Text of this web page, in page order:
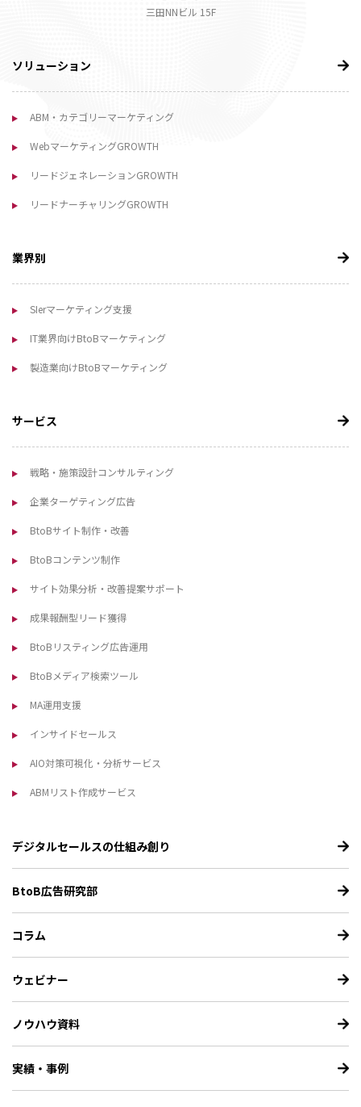
三田NNビル 15F
ソリューション
ABM・カテゴリーマーケティング
WebマーケティングGROWTH
リードジェネレーションGROWTH
リードナーチャリングGROWTH
業界別
SIerマーケティング支援
IT業界向けBtoBマーケティング
製造業向けBtoBマーケティング
サービス
戦略・施策設計コンサルティング
企業ターゲティング広告
BtoBサイト制作・改善
BtoBコンテンツ制作
サイト効果分析・改善提案サポート
成果報酬型リード獲得
BtoBリスティング広告運用
BtoBメディア検索ツール
MA運用支援
インサイドセールス
AIO対策可視化・分析サービス
ABMリスト作成サービス
デジタルセールスの仕組み創り
BtoB広告研究部
コラム
ウェビナー
ノウハウ資料
実績・事例